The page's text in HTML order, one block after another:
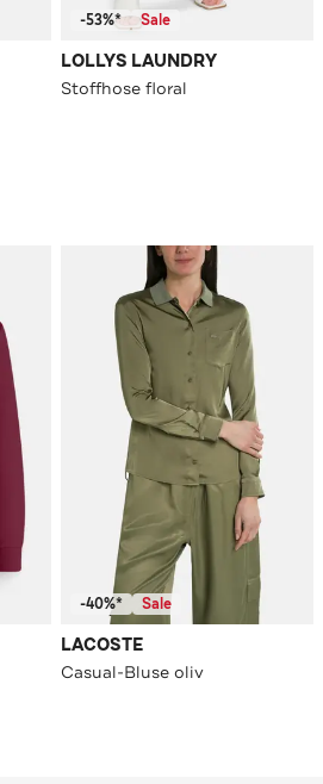
-53%* Sale
LOLLYS LAUNDRY
Stoffhose floral
-40%* Sale
LACOSTE
Casual-Bluse oliv